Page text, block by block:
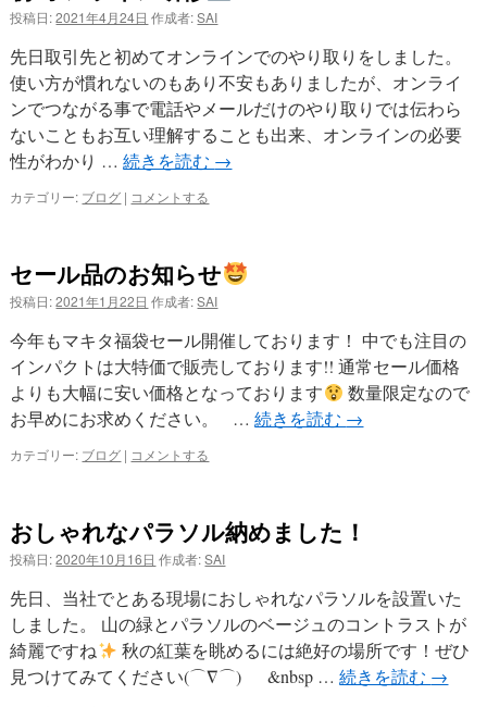
投稿日: 2021年4月24日 作成者: SAI
先日取引先と初めてオンラインでのやり取りをしました。
使い方が慣れないのもあり不安もありましたが、オンライ
ンでつながる事で電話やメールだけのやり取りでは伝わら
ないこともお互い理解することも出来、オンラインの必要
性がわかり …続きを読む →
カテゴリー: ブログ | コメントする
セール品のお知らせ
投稿日: 2021年1月22日 作成者: SAI
今年もマキタ福袋セール開催しております！ 中でも注目の
インパクトは大特価で販売しております!! 通常セール価格
よりも大幅に安い価格となっております
数量限定なので
お早めにお求めください。 …続きを読む →
カテゴリー: ブログ | コメントする
おしゃれなパラソル納めました！
投稿日: 2020年10月16日 作成者: SAI
先日、当社でとある現場におしゃれなパラソルを設置いた
しました。 山の緑とパラソルのベージュのコントラストが
綺麗ですね
秋の紅葉を眺めるには絶好の場所です！ぜひ
見つけてみてください(⌒∇⌒) &nbsp …続きを読む →